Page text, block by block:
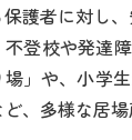
護者に対し
登校や発達
場」や、小学
、多様な居